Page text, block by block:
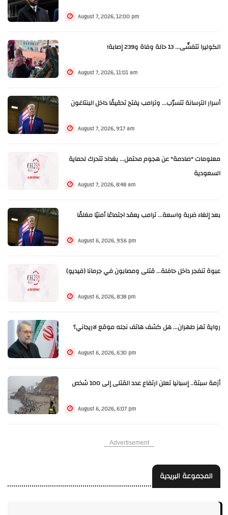
August 7, 2026, 12:00 pm
الكوليرا تتفشّى... 13 حالة وفاة و239 إصابة!
August 7, 2026, 11:01 am
أسرار الترسانة تتسرّب... وترامب يفتح تحقيقًا داخل البنتاغون
August 7, 2026, 9:17 am
معلومات "صادمة" عن هجوم محتمل... بغداد تتحرك لحماية
السعودية
August 7, 2026, 8:48 am
بعد إلغاء ضربة واسعة... ترامب يعقد اجتماعًا أمنيًا مغلقًا
August 6, 2026, 9:56 pm
عبوة تنفجر داخل حافلة... قتلى ومصابون في جرمانا (فيديو)
August 6, 2026, 8:38 pm
رواية تهز طهران... هل كشف هاتف نجله موقع لاريجاني؟
August 6, 2026, 6:30 pm
أزمة سبتة.. إسبانيا تعلن ارتفاع عدد القتلى إلى 100 شخص
August 6, 2026, 6:07 pm
Advertisement
المجموعة البريدية